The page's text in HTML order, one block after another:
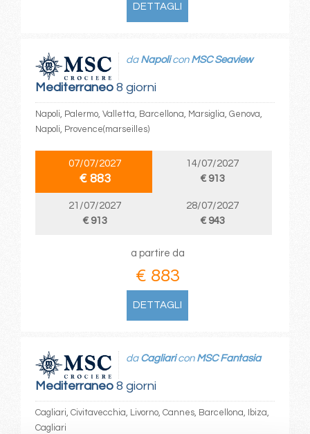
DETTAGLI
Mediterraneo8 giorni
da Napolicon MSC Seaview
Napoli, Palermo, Valletta, Barcellona, Marsiglia, Genova,
Napoli, Provence(marseilles)
07/07/2027
€ 883
14/07/2027
€ 913
21/07/2027
€ 913
28/07/2027
€ 943
a partire da
€ 883
DETTAGLI
Mediterraneo8 giorni
da Cagliaricon MSC Fantasia
Cagliari, Civitavecchia, Livorno, Cannes, Barcellona, Ibiza,
Cagliari